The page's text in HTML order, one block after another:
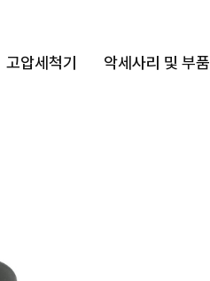
고압세척기 악세사리 및 부품